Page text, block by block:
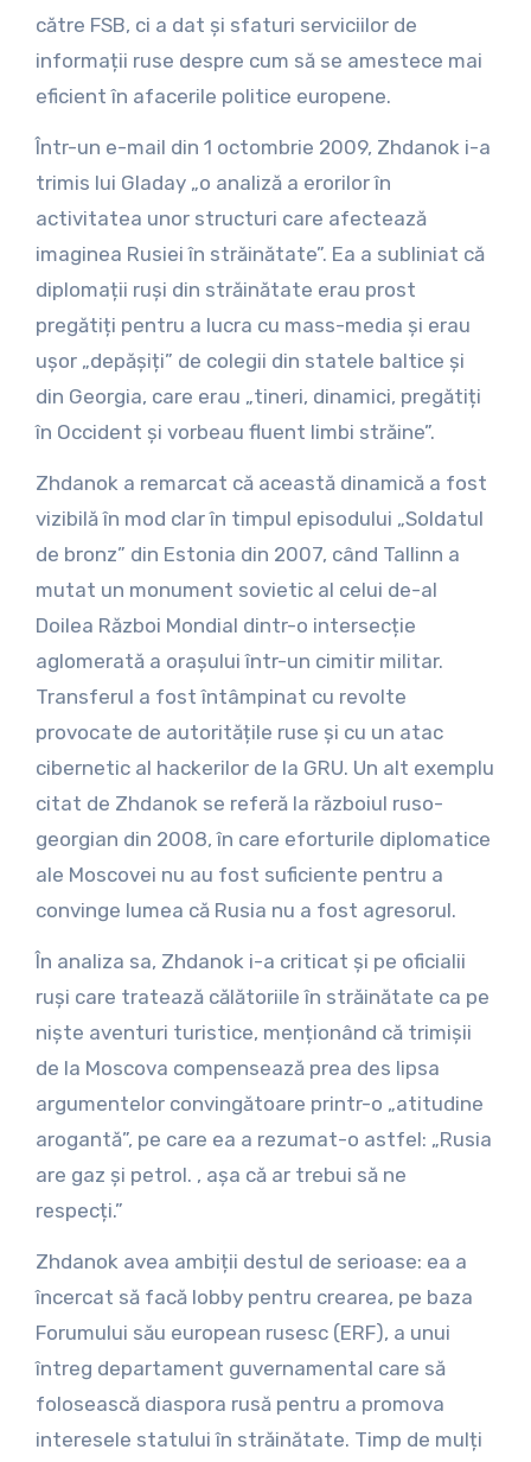
către FSB, ci a dat și sfaturi serviciilor de
informații ruse despre cum să se amestece mai
eficient în afacerile politice europene.
Într-un e-mail din 1 octombrie 2009, Zhdanok i-a
trimis lui Gladay „o analiză a erorilor în
activitatea unor structuri care afectează
imaginea Rusiei în străinătate”. Ea a subliniat că
diplomații ruși din străinătate erau prost
pregătiți pentru a lucra cu mass-media și erau
ușor „depășiți” de colegii din statele baltice și
din Georgia, care erau „tineri, dinamici, pregătiți
în Occident și vorbeau fluent limbi străine”.
Zhdanok a remarcat că această dinamică a fost
vizibilă în mod clar în timpul episodului „Soldatul
de bronz” din Estonia din 2007, când Tallinn a
mutat un monument sovietic al celui de-al
Doilea Război Mondial dintr-o intersecție
aglomerată a orașului într-un cimitir militar.
Transferul a fost întâmpinat cu revolte
provocate de autoritățile ruse și cu un atac
cibernetic al hackerilor de la GRU. Un alt exemplu
citat de Zhdanok se referă la războiul ruso-
georgian din 2008, în care eforturile diplomatice
ale Moscovei nu au fost suficiente pentru a
convinge lumea că Rusia nu a fost agresorul.
În analiza sa, Zhdanok i-a criticat și pe oficialii
ruși care tratează călătoriile în străinătate ca pe
niște aventuri turistice, menționând că trimișii
de la Moscova compensează prea des lipsa
argumentelor convingătoare printr-o „atitudine
arogantă”, pe care ea a rezumat-o astfel: „Rusia
are gaz și petrol. , așa că ar trebui să ne
respecți.”
Zhdanok avea ambiții destul de serioase: ea a
încercat să facă lobby pentru crearea, pe baza
Forumului său european rusesc (ERF), a unui
întreg departament guvernamental care să
folosească diaspora rusă pentru a promova
interesele statului în străinătate. Timp de mulți